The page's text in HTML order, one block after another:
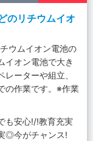
のリチウムイオ
ウムイオン電池の
イオン電池で大き
ーターや組立、
の作業です。※作業
も安心!/!教育充実
◎今がチャンス!